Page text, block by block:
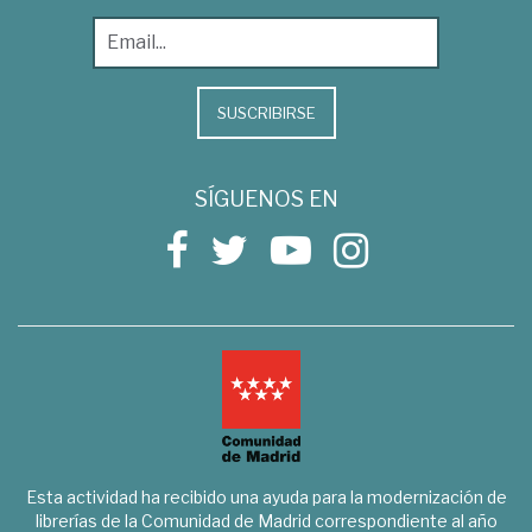
SUSCRIBIRSE
SÍGUENOS EN
Esta actividad ha recibido una ayuda para la modernización de
librerías de la Comunidad de Madrid correspondiente al año